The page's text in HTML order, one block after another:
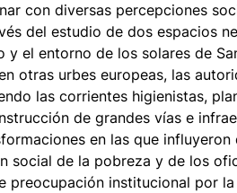
con diversas percepciones
del estudio de dos espacios
y el entorno de los solares de
otras urbes europeas, las
las corrientes higienistas,
de grandes vías e
en las que
social de la pobreza y de los
preocupación institucional por